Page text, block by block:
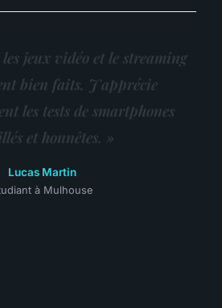
jeux vidéo et le streaming
bien faits. J'apprécie
les tests de smartphones
et honnêtes. »
Lucas Martin
à Mulhouse